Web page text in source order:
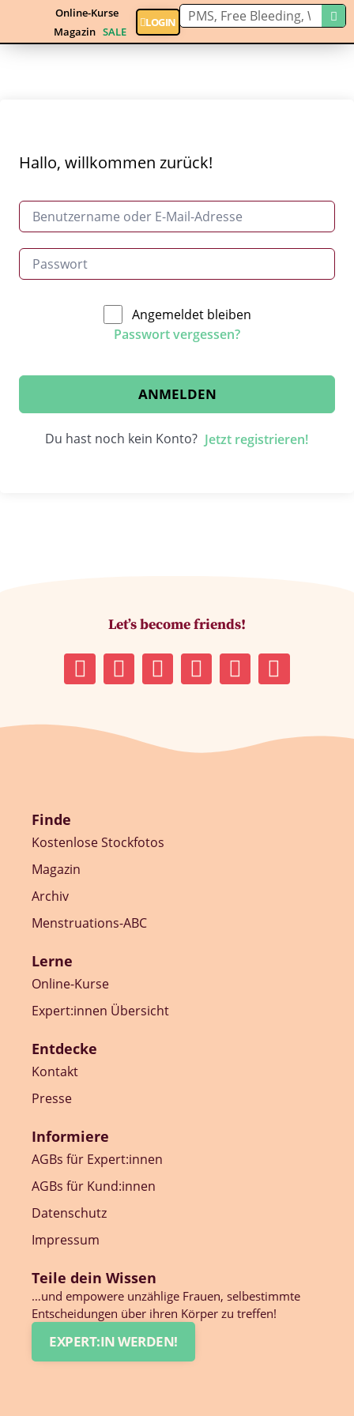
Online-Kurse
Magazin SALE
LOGIN
Hallo, willkommen zurück!
Angemeldet bleiben
Passwort vergessen?
ANMELDEN
Du hast noch kein Konto? Jetzt registrieren!
Let’s become friends!
Finde
Kostenlose Stockfotos
Magazin
Archiv
Menstruations-ABC
Lerne
Online-Kurse
Expert:innen Übersicht
Entdecke
Kontakt
Presse
Informiere
AGBs für Expert:innen
AGBs für Kund:innen
Datenschutz
Impressum
Teile dein Wissen
…und empowere unzählige Frauen, selbestimmte
Entscheidungen über ihren Körper zu treffen!
EXPERT:IN WERDEN!